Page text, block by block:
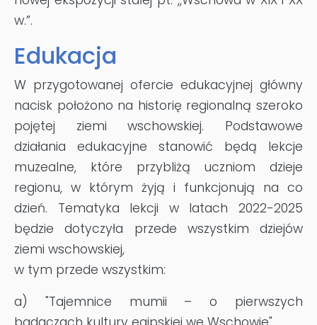
w.”.
Edukacja
W przygotowanej ofercie edukacyjnej główny
nacisk położono na historię regionalną szeroko
pojętej ziemi wschowskiej. Podstawowe
działania edukacyjne stanowić będą lekcje
muzealne, które przybliżą uczniom dzieje
regionu, w którym żyją i funkcjonują na co
dzień. Tematyka lekcji w latach 2022-2025
będzie dotyczyła przede wszystkim dziejów
ziemi wschowskiej,
w tym przede wszystkim:
a) "Tajemnice mumii – o pierwszych